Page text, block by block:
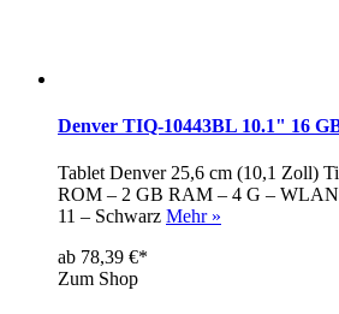
Denver TIQ-10443BL 10.1" 16
Tablet Denver 25,6 cm (10,1 Zoll)
ROM – 2 GB RAM – 4 G –
11 – Schwarz Mehr »
ab 78,39 €*
Zum Shop